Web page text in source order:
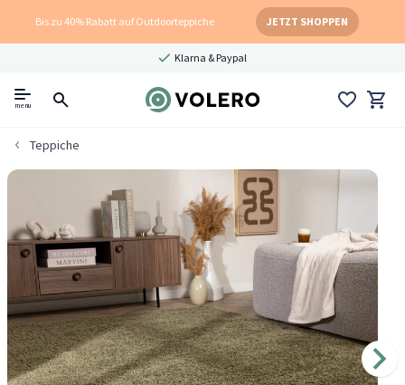
Bis zu 40% Rabatt auf Outdoorteppiche JETZT SHOPPEN
Klarna & Paypal
menu
Teppiche